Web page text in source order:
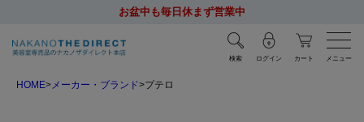
お盆中も毎日休まず営業中
検索 ログイン カート メニュー
HOME メーカー・ブランド プテロ